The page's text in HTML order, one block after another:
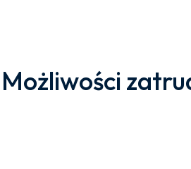
Możliwości